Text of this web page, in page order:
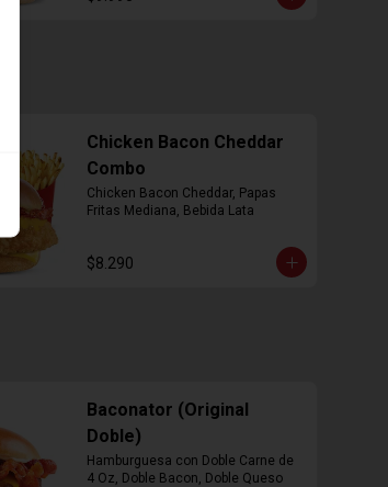
Chicken Bacon Cheddar
Combo
Chicken Bacon Cheddar, Papas
Fritas Mediana, Bebida Lata
$8.290
Baconator (Original
Doble)
Hamburguesa con Doble Carne de
4 Oz, Doble Bacon, Doble Queso